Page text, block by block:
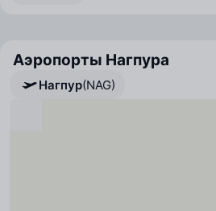
Аэропорты Нагпура
Нагпур(NAG)